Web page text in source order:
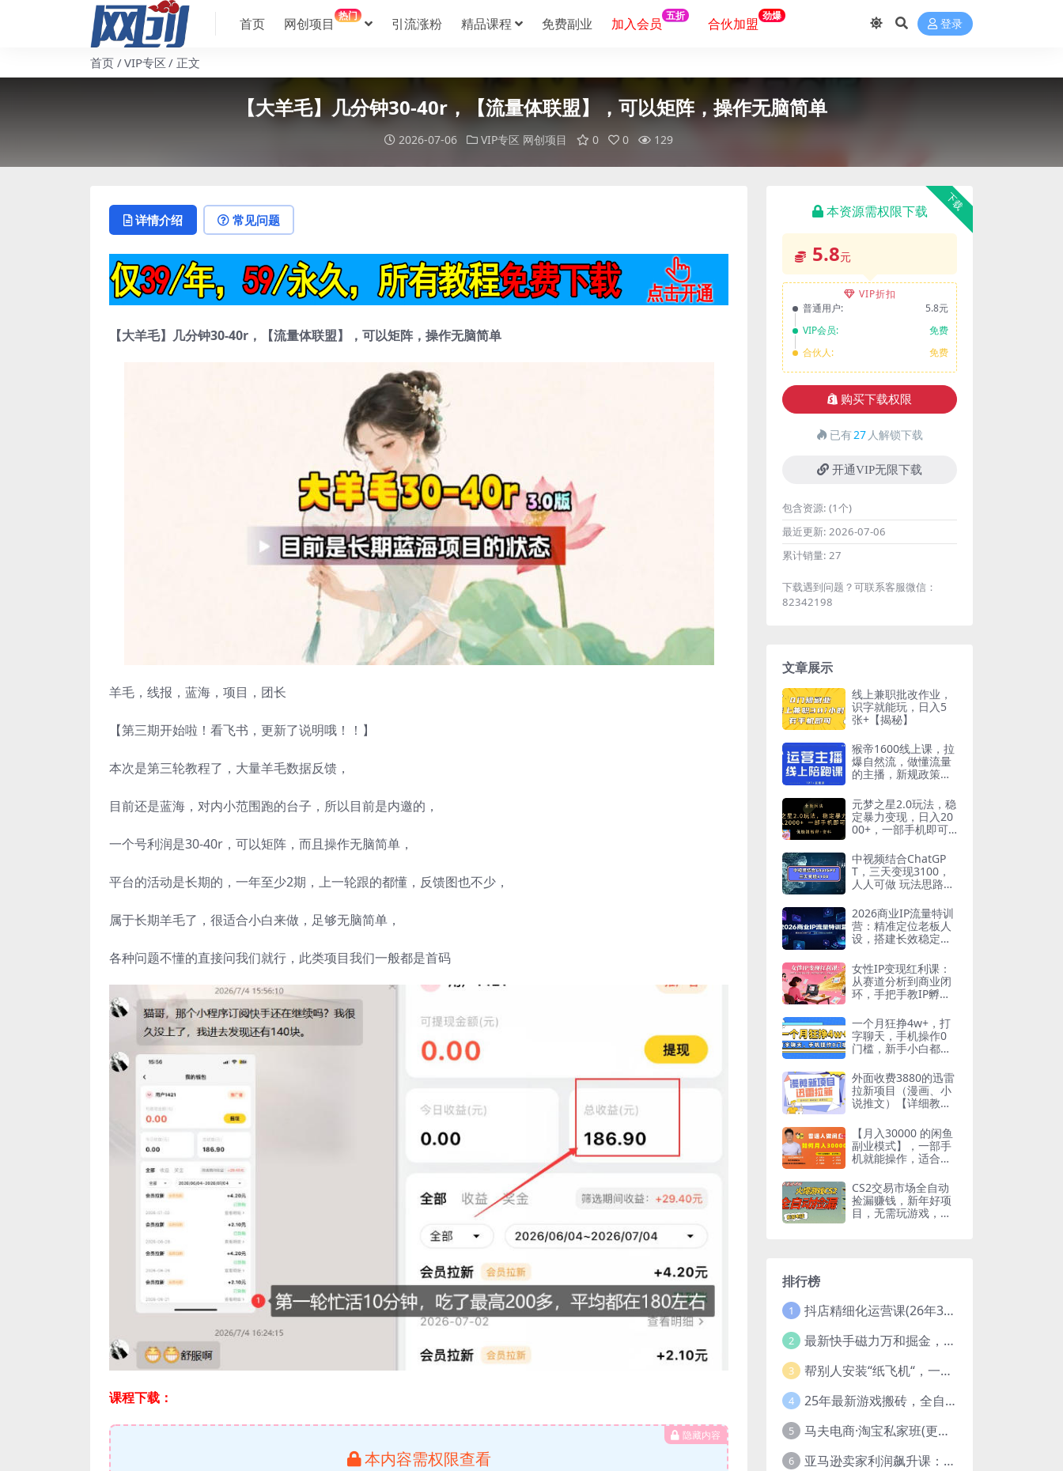
首页 网创项目 热门 引流涨粉 精品课程 免费副业 加入会员 五折 合伙加盟 劲爆
登录
首页 VIP专区 正文
【大羊毛】几分钟30-40r，【流量体联盟】，可以矩阵，操作无脑简单
2026-07-06 VIP专区 网创项目 0 0 129
详情介绍 常见问题
【大羊毛】几分钟30-40r，【流量体联盟】，可以矩阵，操作无脑简单
羊毛，线报，蓝海，项目，团长
【第三期开始啦！看飞书，更新了说明哦！！】
本次是第三轮教程了，大量羊毛数据反馈，
目前还是蓝海，对内小范围跑的台子，所以目前是内邀的，
一个号利润是30-40r，可以矩阵，而且操作无脑简单，
平台的活动是长期的，一年至少2期，上一轮跟的都懂，反馈图也不少，
属于长期羊毛了，很适合小白来做，足够无脑简单，
各种问题不懂的直接问我们就行，此类项目我们一般都是首码
课程下载：
隐藏内容
本内容需权限查看
下载
本资源需权限下载
5.8元
VIP折扣
普通用户:
5.8元
VIP会员:
免费
合伙人:
免费
购买下载权限
已有27 人解锁下载
开通VIP无限下载
包含资源: (1个)
最近更新: 2026-07-06
累计销量: 27
下载遇到问题？可联系客服微信：
82342198
文章展示
线上兼职批改作业，
识字就能玩，日入5
张+【揭秘】
猴帝1600线上课，拉
爆自然流，做懂流量
的主播，新规政策
【更新12月】
元梦之星2.0玩法，稳
定暴力变现，日入20
00+，一部手机即可
中视频结合ChatGP
T，三天变现3100，
人人可做 玩法思路实
2026商业IP流量特训
营：精准定位老板人
设，搭建长效稳定内
女性IP变现红利课：
从赛道分析到商业闭
环，手把手教IP孵
一个月狂挣4w+，打
字聊天，手机操作0
门槛，新手小白都能
外面收费3880的迅雷
拉新项目（漫画、小
说推文）【详细教
【月入30000 的闲鱼
副业模式】，一部手
机就能操作，适合所
CS2交易市场全自动
捡漏赚钱，新年好项
目，无需玩游戏，一
排行榜
1 抖店精细化运营课(26年3月更新
2 最新快手磁力万和掘金，自动搬砖，轻松日入100-200，操作简单
3 帮别人安装“纸飞机“，一单赚10—30元不等：附：免费节点
4 25年最新游戏搬砖，全自动挂机，不需要玩游戏，单手机操作日入300+
5 马夫电商·淘宝私家班(更新3月)
6 亚马逊卖家利润飙升课：从品类成功公式到海王打法，让每个SKU都成爆款一路飙升(更新26年3月